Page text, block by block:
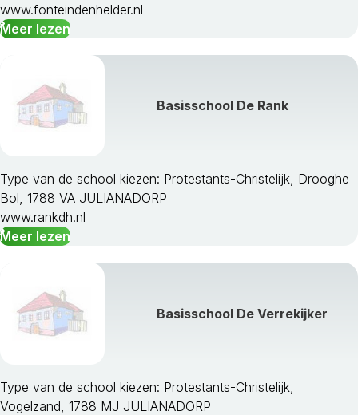
www.fonteindenhelder.nl
Meer lezen
Basisschool De Rank
Type van de school kiezen: Protestants-Christelijk, Drooghe
Bol, 1788 VA JULIANADORP
www.rankdh.nl
Meer lezen
Basisschool De Verrekijker
Type van de school kiezen: Protestants-Christelijk,
Vogelzand, 1788 MJ JULIANADORP